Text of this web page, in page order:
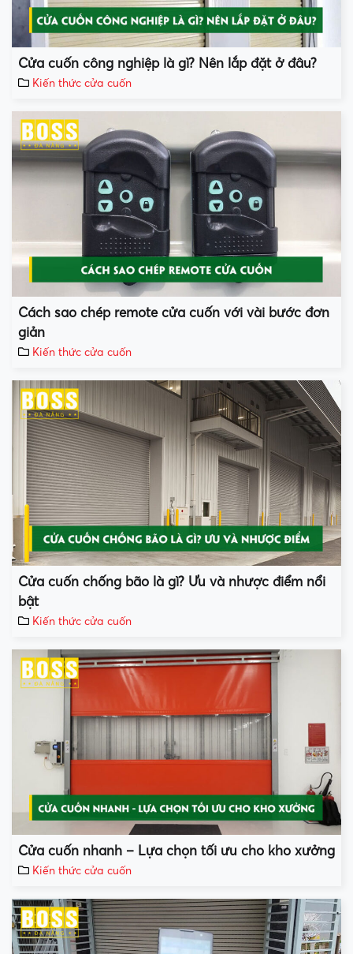
Cửa cuốn công nghiệp là gì? Nên lắp đặt ở đâu?
Kiến thức cửa cuốn
Cách sao chép remote cửa cuốn với vài bước đơn
giản
Kiến thức cửa cuốn
Cửa cuốn chống bão là gì? Ưu và nhược điểm nổi
bật
Kiến thức cửa cuốn
Cửa cuốn nhanh – Lựa chọn tối ưu cho kho xưởng
Kiến thức cửa cuốn